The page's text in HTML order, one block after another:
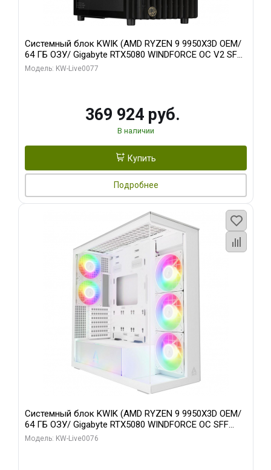
Системный блок KWIK (AMD RYZEN 9 9950X3D OEM/
64 ГБ ОЗУ/ Gigabyte RTX5080 WINDFORCE OC V2 SFF
16GB GDDR7 256b/ 960 ГБ SSD)
Модель: KW-Live0077
369 924 руб.
В наличии
Купить
Подробнее
Системный блок KWIK (AMD RYZEN 9 9950X3D OEM/
64 ГБ ОЗУ/ Gigabyte RTX5080 WINDFORCE OC SFF
16GB GDDR7 256bit / 960 ГБ SSD)
Модель: KW-Live0076